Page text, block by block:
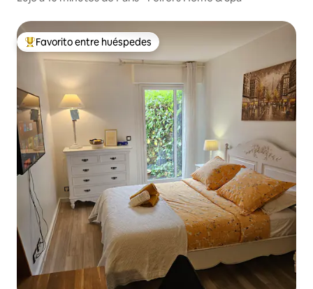
De los mejores en Favorito entre huéspedes
Favorito entre huéspedes